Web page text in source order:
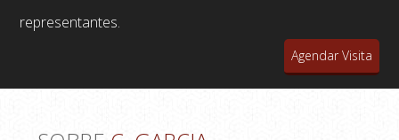
representantes.
Agendar Visita